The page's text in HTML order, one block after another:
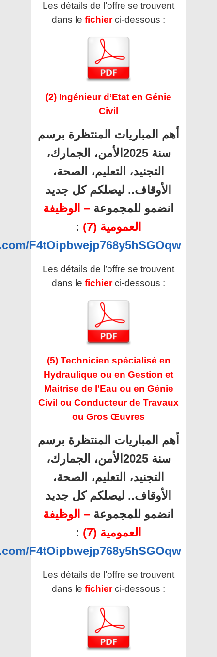
Les détails de l’offre se trouvent
dans le fichier ci-dessous :
(2) Ingénieur d’Etat en Génie
Civil
أهم المباريات المنتظرة برسم
سنة 2025الأمن، الجمارك،
التجنيد، التعليم، الصحة،
الأوقاف.. ليصلكم كل جديد
انضمو للمجموعة – الوظيفة
العمومية (7)
:
F4tOipbwejp768y5hSGOqw
Les détails de l’offre se trouvent
dans le fichier ci-dessous :
(5) Technicien spécialisé en
Hydraulique ou en Gestion et
Maitrise de l’Eau ou en Génie
Civil ou Conducteur de Travaux
ou Gros Œuvres
أهم المباريات المنتظرة برسم
سنة 2025الأمن، الجمارك،
التجنيد، التعليم، الصحة،
الأوقاف.. ليصلكم كل جديد
انضمو للمجموعة – الوظيفة
العمومية (7)
:
F4tOipbwejp768y5hSGOqw
Les détails de l’offre se trouvent
dans le fichier ci-dessous :